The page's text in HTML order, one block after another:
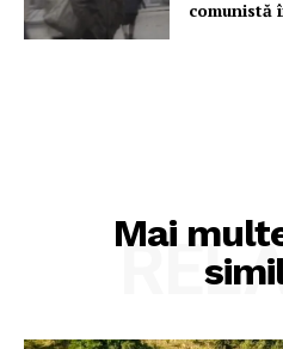
comunistă
Mai